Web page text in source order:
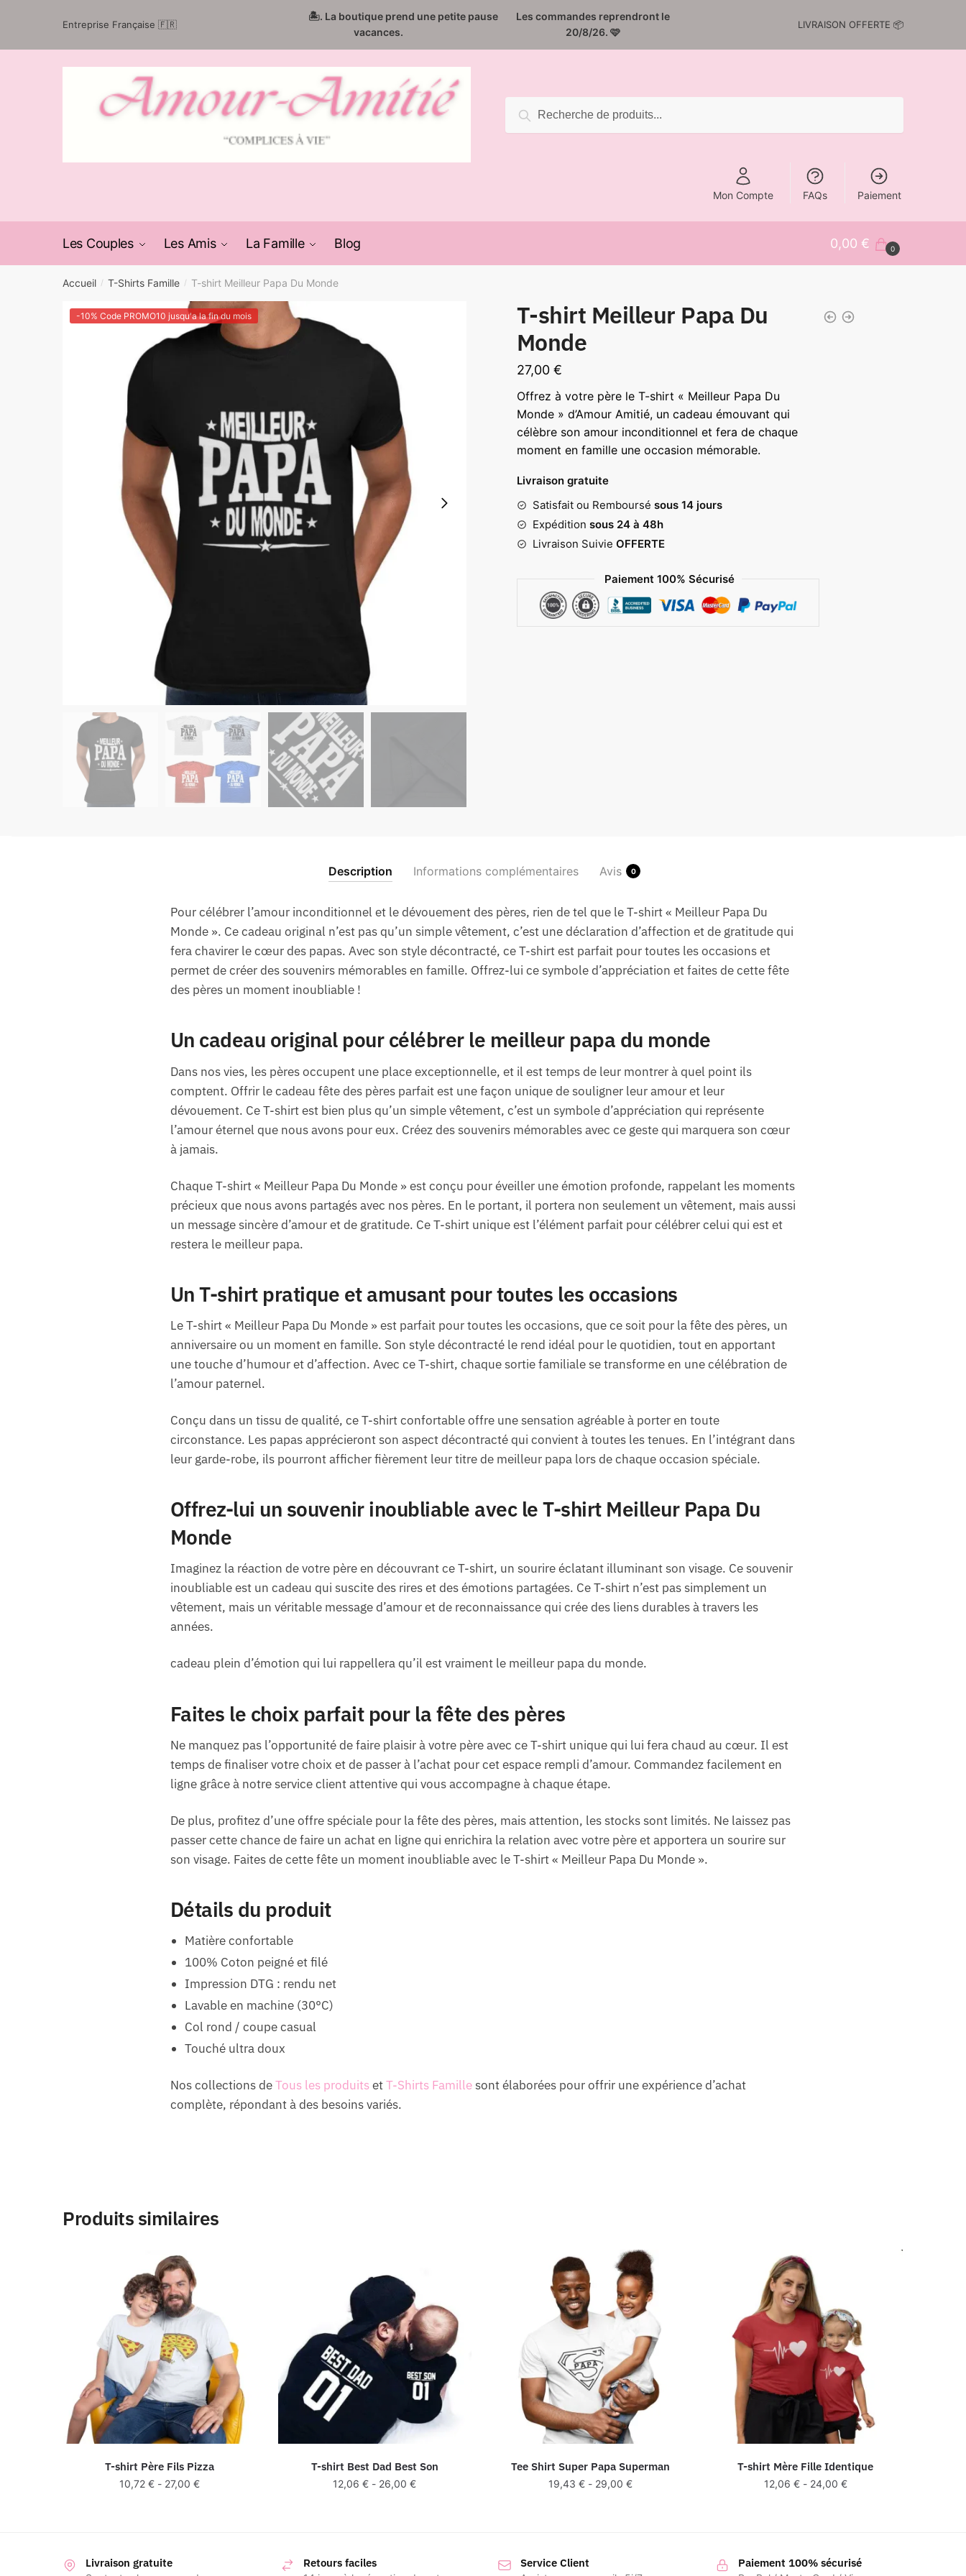
Entreprise Française 🇫🇷
🏝️. La boutique prend une petite pause
vacances.
Les commandes reprendront le
20/8/26. 🩷
LIVRAISON OFFERTE 📦
pour :
Recherche
Mon Compte FAQs Paiement
Les Couples Les Amis La Famille Blog 0,00 € 0
Accueil / T-Shirts Famille / T-shirt Meilleur Papa Du Monde
-10% Code PROMO10 jusqu'a la fin du mois
T-shirt Meilleur Papa Du
Monde
27,00 €
Offrez à votre père le T-shirt « Meilleur Papa Du
Monde » d’Amour Amitié, un cadeau émouvant qui
célèbre son amour inconditionnel et fera de chaque
moment en famille une occasion mémorable.
Livraison gratuite
Satisfait ou Remboursé sous 14 jours
Expédition sous 24 à 48h
Livraison Suivie OFFERTE
Paiement 100% Sécurisé
Description Informations complémentaires Avis 0
Pour célébrer l’amour inconditionnel et le dévouement des pères, rien de tel que le T-shirt « Meilleur Papa Du
Monde ». Ce cadeau original n’est pas qu’un simple vêtement, c’est une déclaration d’affection et de gratitude qui
fera chavirer le cœur des papas. Avec son style décontracté, ce T-shirt est parfait pour toutes les occasions et
permet de créer des souvenirs mémorables en famille. Offrez-lui ce symbole d’appréciation et faites de cette fête
des pères un moment inoubliable !
Un cadeau original pour célébrer le meilleur papa du monde
Dans nos vies, les pères occupent une place exceptionnelle, et il est temps de leur montrer à quel point ils
comptent. Offrir le cadeau fête des pères parfait est une façon unique de souligner leur amour et leur
dévouement. Ce T-shirt est bien plus qu’un simple vêtement, c’est un symbole d’appréciation qui représente
l’amour éternel que nous avons pour eux. Créez des souvenirs mémorables avec ce geste qui marquera son cœur
à jamais.
Chaque T-shirt « Meilleur Papa Du Monde » est conçu pour éveiller une émotion profonde, rappelant les moments
précieux que nous avons partagés avec nos pères. En le portant, il portera non seulement un vêtement, mais aussi
un message sincère d’amour et de gratitude. Ce T-shirt unique est l’élément parfait pour célébrer celui qui est et
restera le meilleur papa.
Un T-shirt pratique et amusant pour toutes les occasions
Le T-shirt « Meilleur Papa Du Monde » est parfait pour toutes les occasions, que ce soit pour la fête des pères, un
anniversaire ou un moment en famille. Son style décontracté le rend idéal pour le quotidien, tout en apportant
une touche d’humour et d’affection. Avec ce T-shirt, chaque sortie familiale se transforme en une célébration de
l’amour paternel.
Conçu dans un tissu de qualité, ce T-shirt confortable offre une sensation agréable à porter en toute
circonstance. Les papas apprécieront son aspect décontracté qui convient à toutes les tenues. En l’intégrant dans
leur garde-robe, ils pourront afficher fièrement leur titre de meilleur papa lors de chaque occasion spéciale.
Offrez-lui un souvenir inoubliable avec le T-shirt Meilleur Papa Du
Monde
Imaginez la réaction de votre père en découvrant ce T-shirt, un sourire éclatant illuminant son visage. Ce souvenir
inoubliable est un cadeau qui suscite des rires et des émotions partagées. Ce T-shirt n’est pas simplement un
vêtement, mais un véritable message d’amour et de reconnaissance qui crée des liens durables à travers les
années.
cadeau plein d’émotion qui lui rappellera qu’il est vraiment le meilleur papa du monde.
Faites le choix parfait pour la fête des pères
Ne manquez pas l’opportunité de faire plaisir à votre père avec ce T-shirt unique qui lui fera chaud au cœur. Il est
temps de finaliser votre choix et de passer à l’achat pour cet espace rempli d’amour. Commandez facilement en
ligne grâce à notre service client attentive qui vous accompagne à chaque étape.
De plus, profitez d’une offre spéciale pour la fête des pères, mais attention, les stocks sont limités. Ne laissez pas
passer cette chance de faire un achat en ligne qui enrichira la relation avec votre père et apportera un sourire sur
son visage. Faites de cette fête un moment inoubliable avec le T-shirt « Meilleur Papa Du Monde ».
Détails du produit
Matière confortable
100% Coton peigné et filé
Impression DTG : rendu net
Lavable en machine (30°C)
Col rond / coupe casual
Touché ultra doux
Nos collections deTous les produitsetT-Shirts Famillesont élaborées pour offrir une expérience d’achat
complète, répondant à des besoins variés.
Produits similaires
T-shirt Père Fils Pizza
10,72 €- 27,00 €
T-shirt Best Dad Best Son
12,06€ - 26,00€
Tee Shirt Super Papa Superman
19,43 €- 29,00 €
T-shirt Mère Fille Identique
12,06 €- 24,00 €
Livraison gratuite Retours faciles Service Client Paiement 100% sécurisé